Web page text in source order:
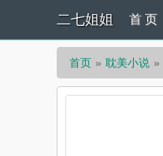
二七姐姐 首 页
首页 耽美小说